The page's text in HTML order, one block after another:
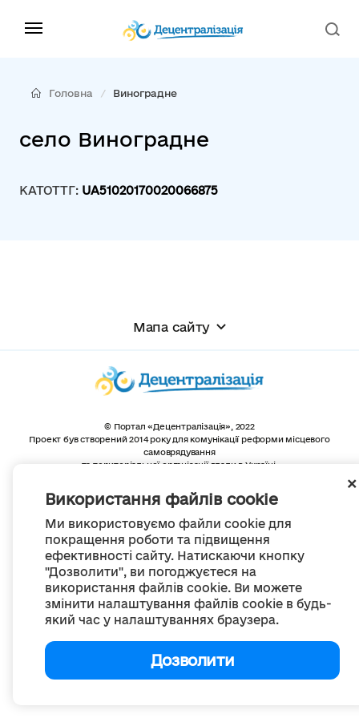
Використання файлів cookie
Ми використовуємо файли cookie для
покращення роботи та підвищення
ефективності сайту. Натискаючи кнопку
"Дозволити", ви погоджуєтеся на
використання файлів cookie. Ви можете
змінити налаштування файлів cookie в будь-
який час у налаштуваннях браузера.
Дозволити
Головна Виноградне
село Виноградне
КАТОТТГ: UA51020170020066875
Мапа сайту
© Портал «Децентралізація», 2022
Проект був створений 2014 року для комунікації реформи місцевого
самоврядування
та територіальної організації влади в Україні.
Весь контент доступний за ліцензією
Creative Commons Attribution 4.0 International license,
якщо не зазначено інше